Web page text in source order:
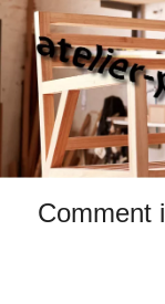
Comment